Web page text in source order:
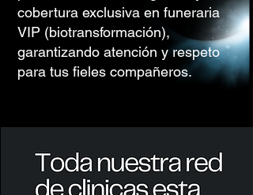
cobertura exclusiva en funeraria
VIP (biotransformación),
garantizando atención y respeto
para tus fieles compañeros.